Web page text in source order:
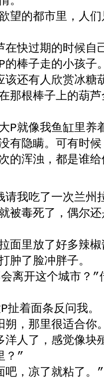
望的都市里，人
在快过期的时候自
的棒子走的小孩子
该还有人欣赏冰糖
那根棒子上的葫
P就像我鱼缸里养
有隐瞒。可有时
的浑浊，都是谁
请我吃了一次兰州
被毒死了，偶尔
面里放了好多辣
肿了脸冲胖子。
离开这个城市？
扯着面条反问我。
朔，那里很适合你
洋人了，感觉像块
？”
吧，凉了就粘了。”